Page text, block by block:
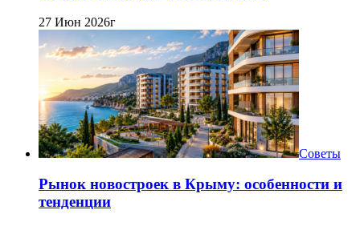
27 Июн 2026г
Советы
Рынок новостроек в Крыму: особенности и
тенденции